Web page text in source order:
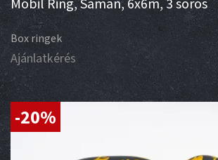
Box ringek
Ajánlatkérés
-20%